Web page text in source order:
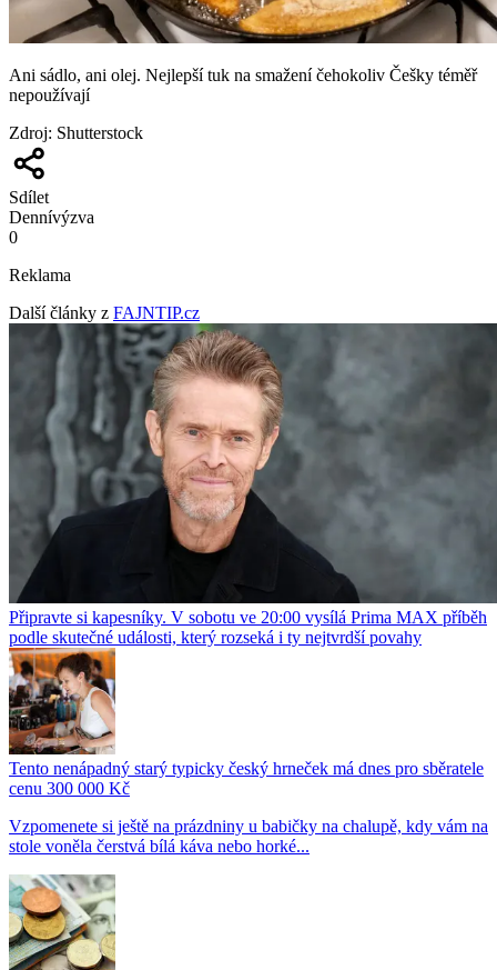
Ani sádlo, ani olej. Nejlepší tuk na smažení čehokoliv Češky téměř
nepoužívají
Zdroj: Shutterstock
Sdílet
Dennívýzva
0
Reklama
Další články z FAJNTIP.cz
Připravte si kapesníky. V sobotu ve 20:00 vysílá Prima MAX příběh
podle skutečné události, který rozseká i ty nejtvrdší povahy
Tento nenápadný starý typicky český hrneček má dnes pro sběratele
cenu 300 000 Kč
Vzpomenete si ještě na prázdniny u babičky na chalupě, kdy vám na
stole voněla čerstvá bílá káva nebo horké...